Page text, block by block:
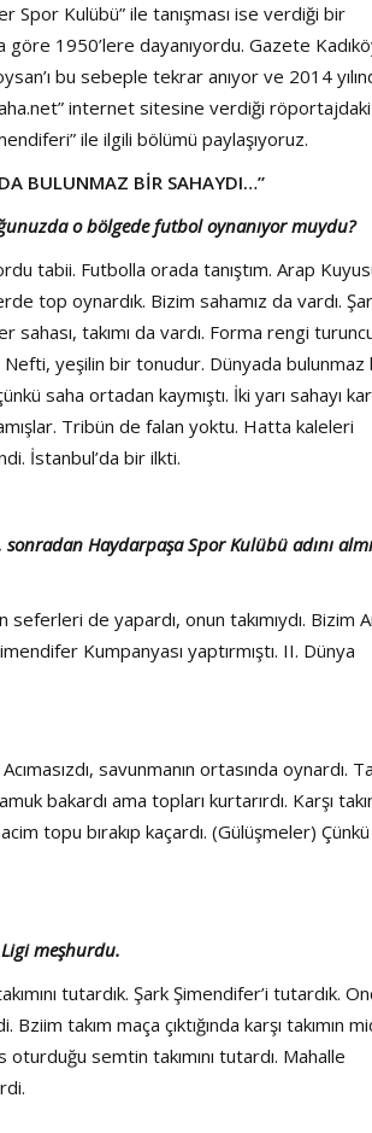
Spor Kulübü” ile tanışması ise verdiği bir
1950’lere dayanıyordu. Gazete
bu sebeple tekrar anıyor ve 2014
internet sitesine verdiği röportajdaki
ile ilgili bölümü paylaşıyoruz.
BULUNMAZ BİR SAHAYDI…”
o bölgede futbol oynanıyor muydu?
tabii. Futbolla orada tanıştım. Arap
top oynardık. Bizim sahamız da vardı.
sahası, takımı da vardı. Forma rengi
Nefti, yeşilin bir tonudur. Dünyada bulunmaz
saha ortadan kaymıştı. İki yarı sahayı
Tribün de falan yoktu. Hatta kaleleri
İstanbul’da bir ilkti.
Haydarpaşa Spor Kulübü adını
de yapardı, onun takımıydı. Bizim
Kumpanyası yaptırmıştı. II. Dünya
savunmanın ortasında oynardı.
bakardı ama topları kurtarırdı. Karşı
topu bırakıp kaçardı. (Gülüşmeler)
meşhurdu.
tutardık. Şark Şimendifer’i tutardık.
takım maça çıktığında karşı takımın
semtin takımını tutardı. Mahalle
Pusulası
Power Ballad /
Şarkısı